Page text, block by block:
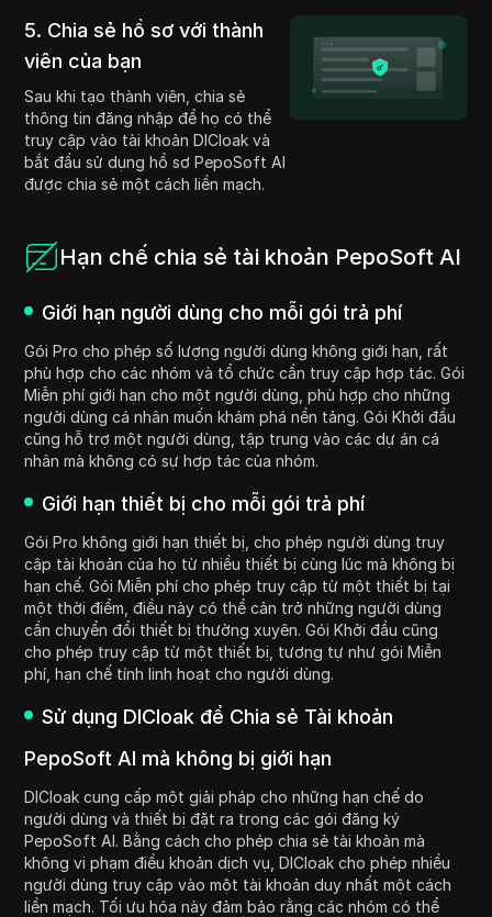
5. Chia sẻ hồ sơ với thành
viên của bạn
Sau khi tạo thành viên, chia sẻ
thông tin đăng nhập để họ có thể
truy cập vào tài khoản DICloak và
bắt đầu sử dụng hồ sơ PepoSoft AI
được chia sẻ một cách liền mạch.
Hạn chế chia sẻ tài khoản PepoSoft AI
Giới hạn người dùng cho mỗi gói trả phí
Gói Pro cho phép số lượng người dùng không giới hạn, rất
phù hợp cho các nhóm và tổ chức cần truy cập hợp tác. Gói
Miễn phí giới hạn cho một người dùng, phù hợp cho những
người dùng cá nhân muốn khám phá nền tảng. Gói Khởi đầu
cũng hỗ trợ một người dùng, tập trung vào các dự án cá
nhân mà không có sự hợp tác của nhóm.
Giới hạn thiết bị cho mỗi gói trả phí
Gói Pro không giới hạn thiết bị, cho phép người dùng truy
cập tài khoản của họ từ nhiều thiết bị cùng lúc mà không bị
hạn chế. Gói Miễn phí cho phép truy cập từ một thiết bị tại
một thời điểm, điều này có thể cản trở những người dùng
cần chuyển đổi thiết bị thường xuyên. Gói Khởi đầu cũng
cho phép truy cập từ một thiết bị, tương tự như gói Miễn
phí, hạn chế tính linh hoạt cho người dùng.
Sử dụng DICloak để Chia sẻ Tài khoản
PepoSoft AI mà không bị giới hạn
DICloak cung cấp một giải pháp cho những hạn chế do
người dùng và thiết bị đặt ra trong các gói đăng ký
PepoSoft AI. Bằng cách cho phép chia sẻ tài khoản mà
không vi phạm điều khoản dịch vụ, DICloak cho phép nhiều
người dùng truy cập vào một tài khoản duy nhất một cách
liền mạch. Tối ưu hóa này đảm bảo rằng các nhóm có thể